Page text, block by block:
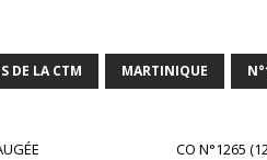
DE LA CTM MARTINIQUE
CO N°1265